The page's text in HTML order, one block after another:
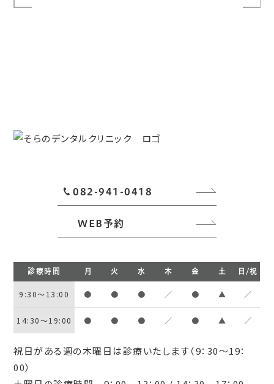
082-941-0418
WEB予約
診療時間 月 火 水 木 金 土 日/祝
9:30～13:00 ● ● ● ／ ● ▲ ／
14:30～19:00 ● ● ● ／ ● ▲ ／
祝日がある週の木曜日は診療いたします（9：30～19：
00）